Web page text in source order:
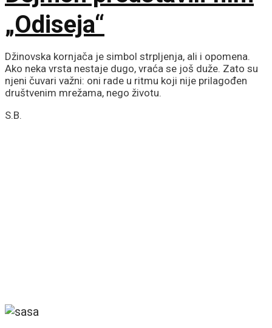
„Odiseja“
Džinovska kornjača je simbol strpljenja, ali i opomena.
Ako neka vrsta nestaje dugo, vraća se još duže. Zato su
njeni čuvari važni: oni rade u ritmu koji nije prilagođen
društvenim mrežama, nego životu.
S.B.